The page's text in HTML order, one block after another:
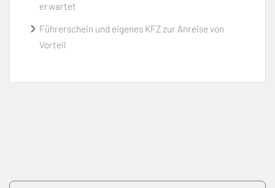
erwartet
Führerschein und eigenes KFZ zur Anreise von
Vorteil